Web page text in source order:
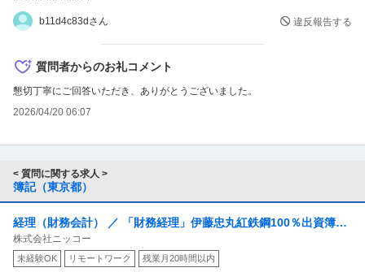
もちろん数字の転記間違いや電卓打ち間違いなどの凡ミス
を防ぐ努力は重ねていきます。
ただければと思います。
※可能な限り予備校を用いない方法をお願いします。
b11d4c83dさん 違反報告する
質問者からのお礼コメント
懇切丁寧にご回答いただき、ありがとうございました。
2026/04/20 06:07
< 質問に関する求人 >
簿記（東京都）
経理（財務会計） ／ 「財務経理」伊藤忠丸紅鉄鋼100％出資簿記
資格を活かして日常経理から「連結決算・税務」までじっくり育
つ／チーム体制／残業10h
株式会社ニッコー
未経験OK リモートワーク 残業月20時間以内